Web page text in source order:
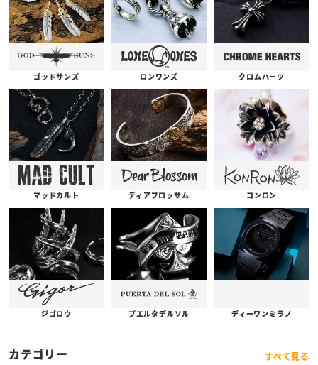
ゴッドサンズ ロンワンズ クロムハーツ
マッドカルト ディアブロッサム コンロン
ジゴロウ プエルタデルソル ディーワンミラノ
カテゴリー すべて見る